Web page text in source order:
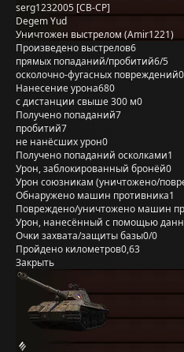
serg1232005 [CB-CP]
Degem Yud
Уничтожен выстрелом (Amir1221)
Произведено выстрелов6
прямых попаданий/пробитий6/5
осколочно-фугасных повреждений0
Нанесение урона680
с дистанции свыше 300 м0
Получено попаданий7
пробитий7
не нанёсших урон0
Получено попаданий осколками1
Урон, заблокированный бронёй0
Урон союзникам (уничтожено/
Обнаружено машин противника1
Повреждено/уничтожено машин
Урон, нанесённый с помощью
Очки захвата/защиты базы0/0
Пройдено километров0,63
Закрыть